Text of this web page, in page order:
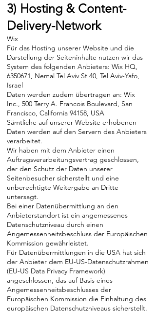
3) Hosting & Content-
Delivery-Network
Wix
Für das Hosting unserer Website und die
Darstellung der Seiteninhalte nutzen wir das
System des folgenden Anbieters: Wix HQ,
6350671, Nemal Tel Aviv St 40, Tel Aviv-Yafo,
Israel
Daten werden zudem übertragen an: Wix
Inc., 500 Terry A. Francois Boulevard, San
Francisco, California 94158, USA
Sämtliche auf unserer Website erhobenen
Daten werden auf den Servern des Anbieters
verarbeitet.
Wir haben mit dem Anbieter einen
Auftragsverarbeitungsvertrag geschlossen,
der den Schutz der Daten unserer
Seitenbesucher sicherstellt und eine
unberechtigte Weitergabe an Dritte
untersagt.
Bei einer Datenübermittlung an den
Anbieterstandort ist ein angemessenes
Datenschutzniveau durch einen
Angemessenheitsbeschluss der Europäischen
Kommission gewährleistet.
Für Datenübermittlungen in die USA hat sich
der Anbieter dem EU-US-Datenschutzrahmen
(EU-US Data Privacy Framework)
angeschlossen, das auf Basis eines
Angemessenheitsbeschlusses der
Europäischen Kommission die Einhaltung des
europäischen Datenschutzniveaus sicherstellt.